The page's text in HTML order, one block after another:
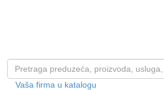
Vaša firma u katalogu